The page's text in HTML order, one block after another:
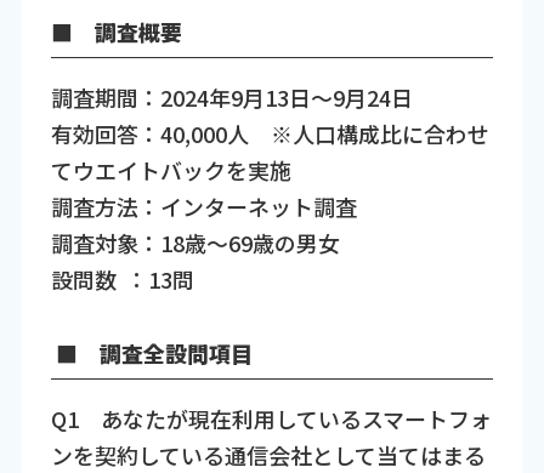
■ 調査概要
調査期間：2024年9月13日～9月24日
有効回答：40,000人 ※人口構成比に合わせ
てウエイトバックを実施
調査方法：インターネット調査
調査対象：18歳～69歳の男女
設問数 ：13問
■ 調査全設問項目
Q1 あなたが現在利用しているスマートフォ
ンを契約している通信会社として当てはまる